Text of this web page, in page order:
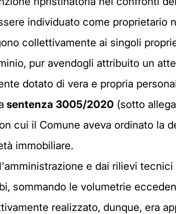
individuato come proprietario
collettivamente ai singoli
pur avendogli attribuito un
dotato di vera e propria
sentenza 3005/2020 (sotto
cui il Comune aveva ordinato la
immobiliare.
e dai rilievi
sommando le volumetrie
realizzato, dunque, era